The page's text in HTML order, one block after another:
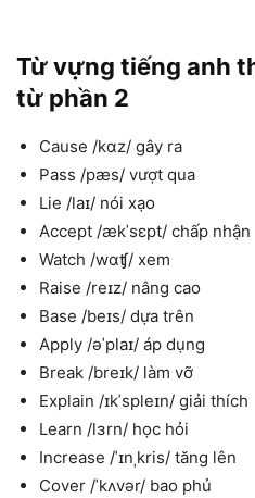
Từ vựng tiếng anh
từ phần 2
Cause /kɑz/ gây ra
Pass /pæs/ vượt qua
Lie /laɪ/ nói xạo
Accept /ækˈsɛpt/ chấp nhận
Watch /wɑʧ/ xem
Raise /reɪz/ nâng cao
Base /beɪs/ dựa trên
Apply /əˈplaɪ/ áp dụng
Break /breɪk/ làm vỡ
Explain /ɪkˈspleɪn/ giải thích
Learn /lɜrn/ học hỏi
Increase /ˈɪnˌkris/ tăng lên
Cover /ˈkʌvər/ bao phủ